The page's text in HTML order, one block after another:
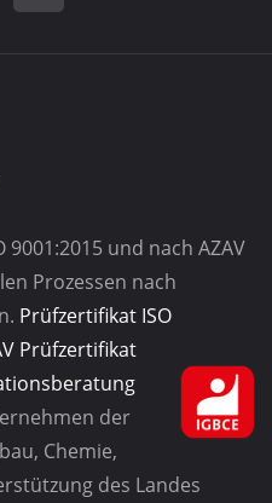
9001:2015 und nach AZAV
Prozessen nach
Prüfzertifikat ISO
Prüfzertifikat
der
Chemie,
des Landes